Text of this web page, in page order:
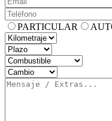
PARTICULAR